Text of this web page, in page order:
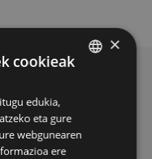
×
cookieak
edukia,
eta gure
webgunearen
ere